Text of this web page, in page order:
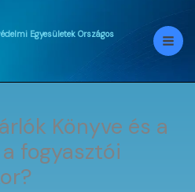
Egyesületek Országos
Könyve és a
fogyasztói